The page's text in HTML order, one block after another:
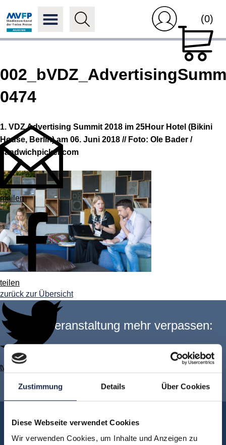
Zustimmung Details Über Cookies
Diese Webseite verwendet Cookies
Wir verwenden Cookies, um Inhalte und Anzeigen zu
(0)
0474
mailen
teilen
twittern
1. VDZ Advertising Summit 2018 im 25Hour Hotel (Bikini
House, Berlin) am 06. Juni 2018 // Foto: Ole Bader /
sandwichpicker.com
zurück zur Übersicht
Keine Veranstaltung mehr verpassen:
MVFP Akademie
Newsletter anmelden!
Akademie
Über uns